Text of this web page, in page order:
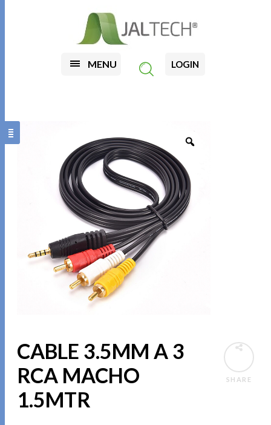
MENU LOGIN
SHARE
CABLE 3.5MM A 3
RCA MACHO
1.5MTR